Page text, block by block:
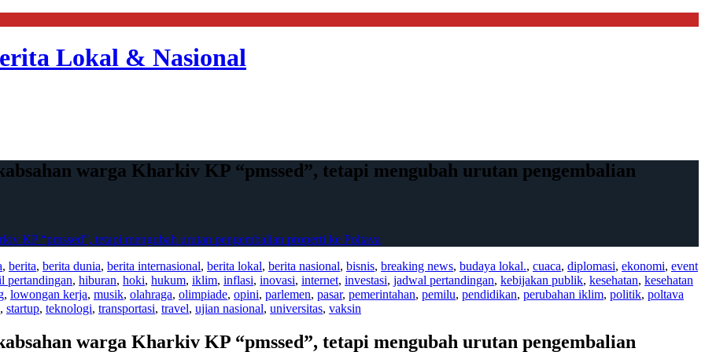
Lokal & Nasional
warga Kharkiv KP “pmssed”, tetapi mengubah urutan pengembalian
KP “pmssed”, tetapi mengubah urutan pengembalian properti ke Poltava
, berita, berita dunia, berita internasional, berita lokal, berita nasional, bisnis, breaking news, budaya lokal., cuaca, diplomasi, ekonomi, event
pertandingan, hiburan, hoki, hukum, iklim, inflasi, inovasi, internet, investasi, jadwal pertandingan, kebijakan publik, kesehatan, kesehatan
, lowongan kerja, musik, olahraga, olimpiade, opini, parlemen, pasar, pemerintahan, pemilu, pendidikan, perubahan iklim, politik, poltava
, startup, teknologi, transportasi, travel, ujian nasional, universitas, vaksin
warga Kharkiv KP “pmssed”, tetapi mengubah urutan pengembalian